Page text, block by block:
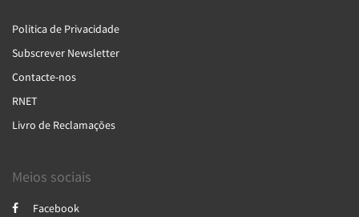
Politica de Privacidade
Subscrever Newsletter
Contacte-nos
RNET
Livro de Reclamações
Meios sociais
Facebook